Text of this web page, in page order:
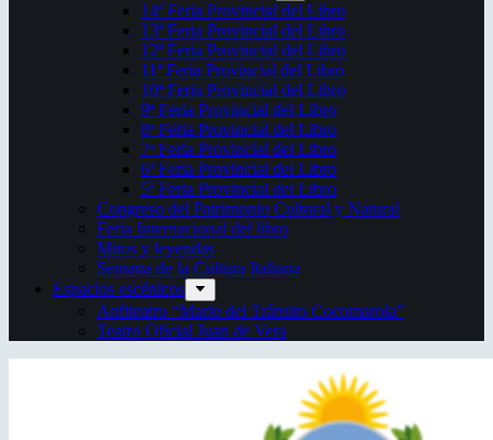
14ª Feria Provincial del Libro
13ª Feria Provincial del Libro
12ª Feria Provincial del Libro
11ª Feria Provincial del Libro
10ª Feria Provincial del Libro
9ª Feria Provincial del Libro
8ª Feria Provincial del Libro
7ª Feria Provincial del Libro
6ª Feria Provincial del Libro
5ª Feria Provincial del Libro
Congreso del Patrimonio Cultural y Natural
Feria Internacional del libro
Mitos y leyendas
Semana de la Cultura Italiana
Espacios escénicos
Anfiteatro “Mario del Tránsito Cocomarola”
Teatro Oficial Juan de Vera